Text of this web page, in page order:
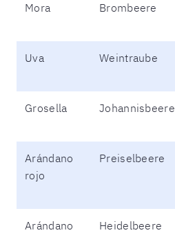
Mora Brombeere
Uva Weintraube
Grosella Johannisbeere
Arándano
rojo
Preiselbeere
Arándano
Heidelbeere